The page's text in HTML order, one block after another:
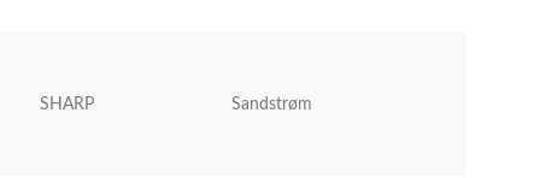
SHARP Sandstrøm